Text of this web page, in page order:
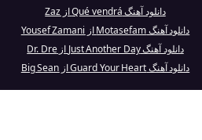
دانلود آهنگ Qué vendrá از Zaz
دانلود آهنگ Motasefam از Yousef Zamani
دانلود آهنگ Just Another Day از Dr. Dre
دانلود آهنگ Guard Your Heart از Big Sean